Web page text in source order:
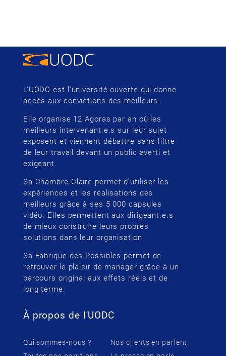
L’UODC est l’université ouverte qui donne
accès aux convictions des meilleurs.
Elle organise 12 Agoras par an où les
meilleurs intervenant.e.s sur leur sujet
exposent et viennent débattre sans filtre
de leur travail devant un public averti et
exigeant.
Sa Chambre Claire permet d’utiliser les
expériences et les réalisations des
meilleurs grâce à ses 5 000 capsules
vidéo. Elles permettent aux dirigeant.e.s
de mieux construire leurs propres
solutions dans leur organisation.
Sa Fabrique des Possibles permet de
retrouver le plaisir de manager grâce à un
parcours original aux effets réels et de
long terme.
À propos de l'UODC
Qui sommes-nous ?
Nos clients en parlent